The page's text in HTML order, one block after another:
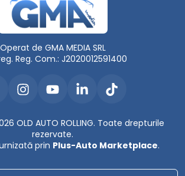
Operat de GMA MEDIA SRL
Reg. Com.: J2020012591400
OLD AUTO ROLLING. Toate drepturile
rezervate.
prin Plus-Auto Marketplace.